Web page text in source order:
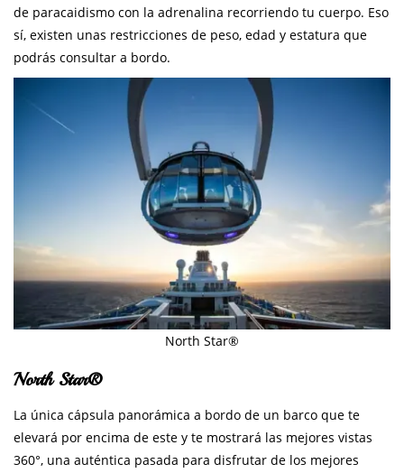
de paracaidismo con la adrenalina recorriendo tu cuerpo. Eso
sí, existen unas restricciones de peso, edad y estatura que
podrás consultar a bordo.
North Star®
North Star®
La única cápsula panorámica a bordo de un barco que te
elevará por encima de este y te mostrará las mejores vistas
360°, una auténtica pasada para disfrutar de los mejores